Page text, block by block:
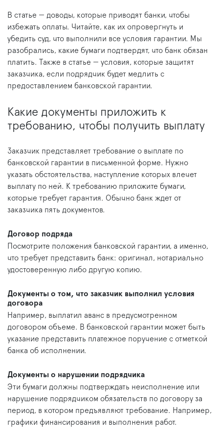
В статье — доводы, которые приводят банки, чтобы
избежать оплаты. Читайте, как их опровергнуть и
убедить суд, что выполнили все условия гарантии. Мы
разобрались, какие бумаги подтвердят, что банк обязан
платить. Также в статье — условия, которые защитят
заказчика, если подрядчик будет медлить с
предоставлением банковской гарантии.
Какие документы приложить к
требованию, чтобы получить выплату
Заказчик представляет требование о выплате по
банковской гарантии в письменной форме. Нужно
указать обстоятельства, наступление которых влечет
выплату по ней. К требованию приложите бумаги,
которые требует гарантия. Обычно банк ждет от
заказчика пять документов.
Договор подряда
Посмотрите положения банковской гарантии, а именно,
что требует представить банк: оригинал, нотариально
удостоверенную либо другую копию.
Документы о том, что заказчик выполнил условия
договора
Например, выплатил аванс в предусмотренном
договором объеме. В банковской гарантии может быть
указание представить платежное поручение с отметкой
банка об исполнении.
Документы о нарушении подрядчика
Эти бумаги должны подтверждать неисполнение или
нарушение подрядчиком обязательств по договору за
период, в котором предъявляют требование. Например,
графики финансирования и выполнения работ.